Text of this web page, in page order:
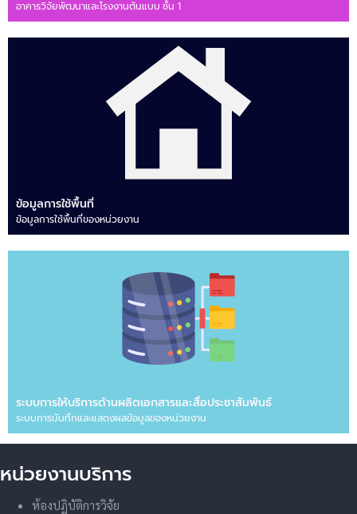
อาคารวิจัยพัฒนาและโรงงานต้นแบบ ชั้น 1
ข้อมูลการใช้พื้นที่
ข้อมูลการใช้พื้นที่ของหน่วยงาน
ระบบการให้บริการด้านผลิตเอกสารและสื่อประชาสัมพันธ์
ระบบการบันทึกและแสดงผลข้อมูลของหน่วยงาน
หน่วยงานบริการ
ห้องปฏิบัติการวิจัย